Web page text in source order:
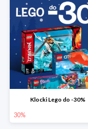
Klocki Lego do -30%
30%